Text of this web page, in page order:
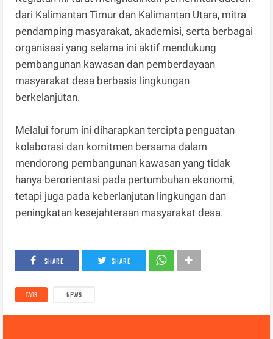
dari Kalimantan Timur dan Kalimantan Utara, mitra
pendamping masyarakat, akademisi, serta berbagai
organisasi yang selama ini aktif mendukung
pembangunan kawasan dan pemberdayaan
masyarakat desa berbasis lingkungan
berkelanjutan.
Melalui forum ini diharapkan tercipta penguatan
kolaborasi dan komitmen bersama dalam
mendorong pembangunan kawasan yang tidak
hanya berorientasi pada pertumbuhan ekonomi,
tetapi juga pada keberlanjutan lingkungan dan
peningkatan kesejahteraan masyarakat desa.
SHARE SHARE
TAGS NEWS